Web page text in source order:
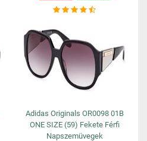
Adidas Originals OR0098 01B
ONE SIZE (59) Fekete Férfi
Napszemüvegek